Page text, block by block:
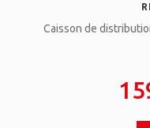
Caisson de